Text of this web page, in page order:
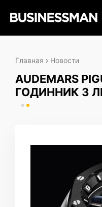
Главная › Новости
AUDEMARS
ГОДИННИК З